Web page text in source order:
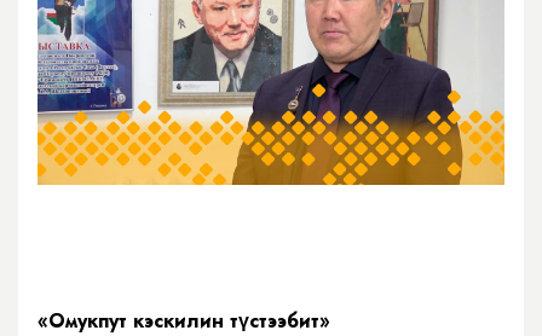
«Омукпут кэскилин түстээбит»